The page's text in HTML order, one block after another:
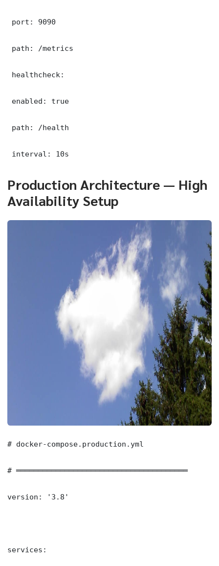
port: 9090
path: /metrics
healthcheck:
enabled: true
path: /health
interval: 10s
Production Architecture — High
Availability Setup
# docker-compose.production.yml
# ═══════════════════════════════════════
version: '3.8'
services: